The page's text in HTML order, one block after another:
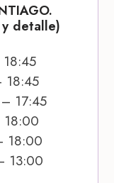
detalle)
18:45
17:45
18:00
18:00
13:00